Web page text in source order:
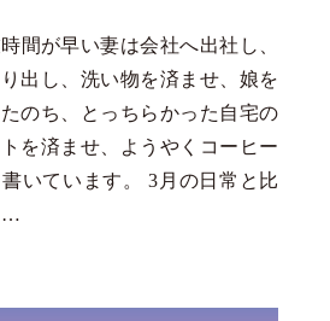
間が早い妻は会社へ出社し、
出し、洗い物を済ませ、娘を
のち、とっちらかった自宅の
を済ませ、ようやくコーヒー
いています。 3月の日常と比
…